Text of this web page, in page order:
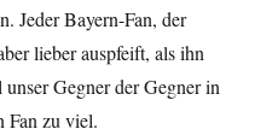
Jeder Bayern-Fan, der
lieber auspfeift, als ihn
Gegner der Gegner in
Fan zu viel.